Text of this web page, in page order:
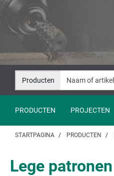
Naar
springen
Naar
navigatie
springen
Producten
PRODUCTEN PROJECTEN
STARTPAGINA PRODUCTEN
Lege patronen